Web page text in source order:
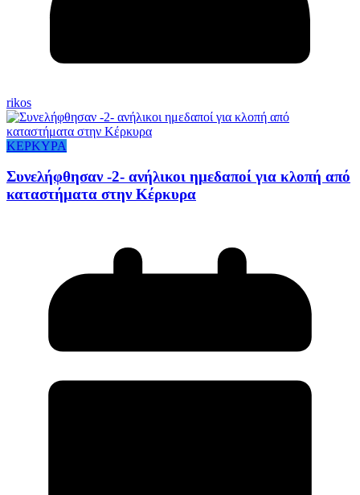
rikos
ΚΕΡΚΥΡΑ
Συνελήφθησαν -2- ανήλικοι ημεδαποί για κλοπή από
καταστήματα στην Κέρκυρα